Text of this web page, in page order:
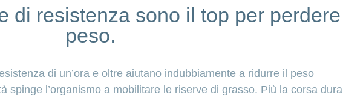
di resistenza sono il top per perdere
peso.
di un’ora e oltre aiutano indubbiamente a ridurre il peso
spinge l’organismo a mobilitare le riserve di grasso. Più la corsa dura